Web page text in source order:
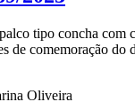
tipo concha com
de comemoração do
Oliveira